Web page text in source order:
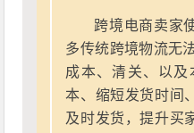
跨境电商卖家
多传统跨境物流无
成本、清关、以
本、缩短发货时间
及时发货，提升买